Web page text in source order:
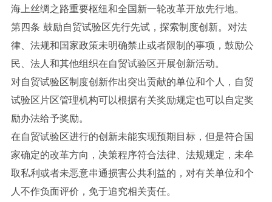
海上丝绸之路重要枢纽和全国新一轮改革开放先行地。
第四条 鼓励自贸试验区先行先试，探索制度创新。对法
律、法规和国家政策未明确禁止或者限制的事项，鼓励公
民、法人和其他组织在自贸试验区开展创新活动。
对自贸试验区制度创新作出突出贡献的单位和个人，自贸
试验区片区管理机构可以根据有关奖励规定也可以自定奖
励办法给予奖励。
在自贸试验区进行的创新未能实现预期目标，但是符合国
家确定的改革方向，决策程序符合法律、法规规定，未牟
取私利或者未恶意串通损害公共利益的，对有关单位和个
人不作负面评价，免于追究相关责任。